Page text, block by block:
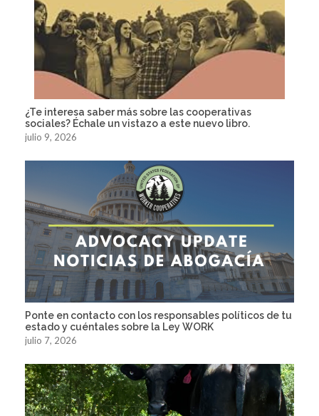
¿Te interesa saber más sobre las cooperativas
sociales? Échale un vistazo a este nuevo libro.
julio 9, 2026
Ponte en contacto con los responsables políticos de tu
estado y cuéntales sobre la Ley WORK
julio 7, 2026